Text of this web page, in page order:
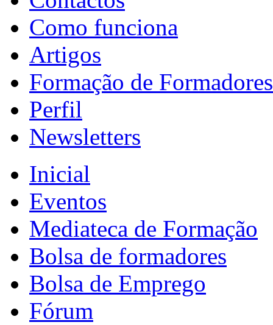
Como funciona
Artigos
Formação de Formadores
Perfil
Newsletters
Inicial
Eventos
Mediateca de Formação
Bolsa de formadores
Bolsa de Emprego
Fórum